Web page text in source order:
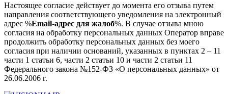
Настоящее согласие действует до момента его отзыва путем
направления соответствующего уведомления на электронный
адрес %Email-адрес для жалоб%. В случае отзыва мною
согласия на обработку персональных данных Оператор вправе
продолжить обработку персональных данных без моего
согласия при наличии оснований, указанных в пунктах 2 – 11
части 1 статьи 6, части 2 статьи 10 и части 2 статьи 11
Федерального закона №152-ФЗ «О персональных данных» от
26.06.2006 г.